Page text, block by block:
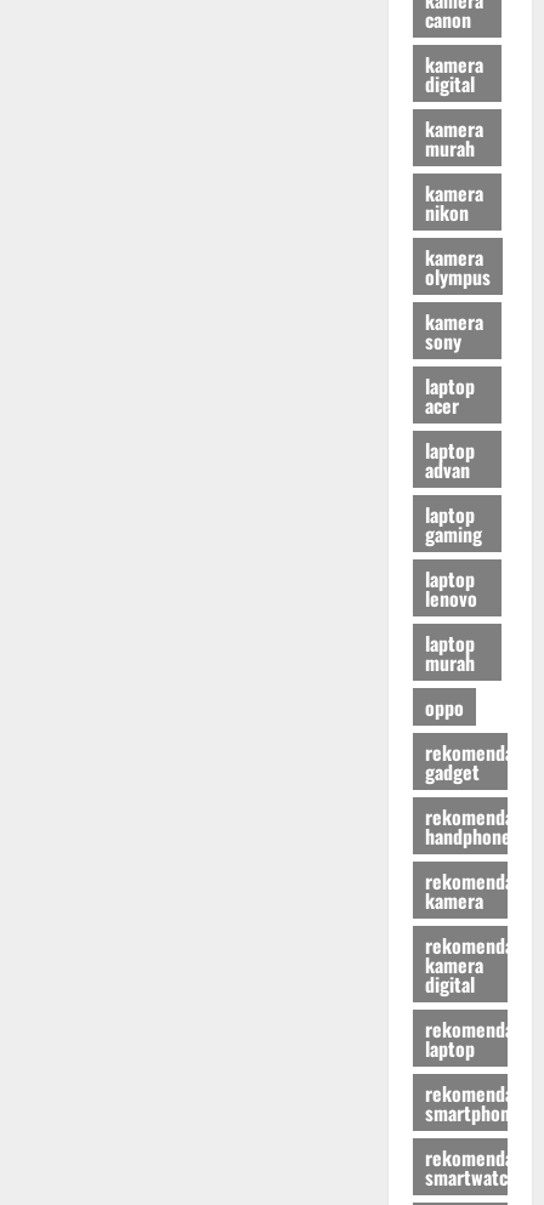
canon
kamera
digital
kamera
murah
kamera
nikon
kamera
olympus
kamera
sony
laptop
acer
laptop
advan
laptop
gaming
laptop
lenovo
laptop
murah
oppo
rekomendasi
gadget
rekomendasi
handphone
rekomendasi
kamera
rekomendasi
kamera
digital
rekomendasi
laptop
rekomendasi
smartphone
rekomendasi
smartwatch